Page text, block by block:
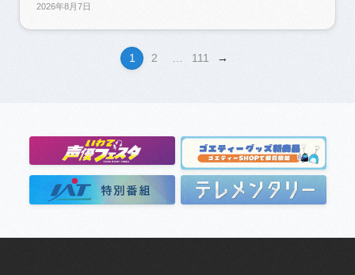
2026年8月7日
1 2 … 111 →